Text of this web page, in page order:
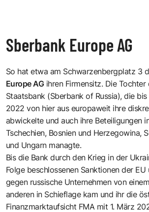
Sberbank Europe AG
So hat etwa am Schwarzenbergplatz 3
Europe AGihren Firmensitz. Die Tochter
Staatsbank (Sberbank of Russia), die bis
2022 von hier aus europaweit ihre
abwickelte und auch ihre Beteiligungen
Tschechien, Bosnien und Herzegowina,
und Ungarn managte.
Bis die Bank durch den Krieg in der
Folge beschlossenen Sanktionen der EU
gegen russische Unternehmen von
anderen in Schieflage kam und ihr die
Finanzmarktaufsicht FMA mit 1. März